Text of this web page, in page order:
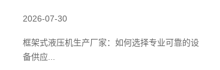
2026-07-30
框架式液压机生产厂家：如何选择专业可靠的设
备供应...